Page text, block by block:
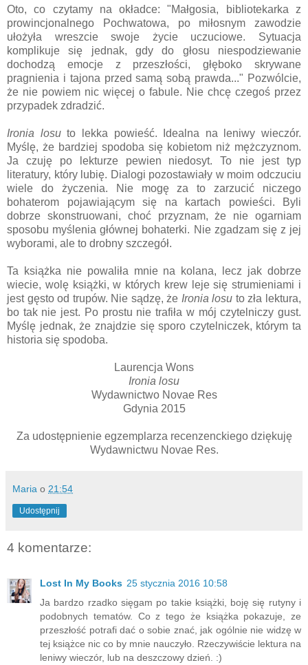
Oto, co czytamy na okładce: "Małgosia, bibliotekarka z
prowincjonalnego Pochwatowa, po miłosnym zawodzie
ułożyła wreszcie swoje życie uczuciowe. Sytuacja
komplikuje się jednak, gdy do głosu niespodziewanie
dochodzą emocje z przeszłości, głęboko skrywane
pragnienia i tajona przed samą sobą prawda..." Pozwólcie,
że nie powiem nic więcej o fabule. Nie chcę czegoś przez
przypadek zdradzić.
Ironia losuto lekka powieść. Idealna na leniwy wieczór.
Myślę, że bardziej spodoba się kobietom niż mężczyznom.
Ja czuję po lekturze pewien niedosyt. To nie jest typ
literatury, który lubię. Dialogi pozostawiały w moim odczuciu
wiele do życzenia. Nie mogę za to zarzucić niczego
bohaterom pojawiającym się na kartach powieści. Byli
dobrze skonstruowani, choć przyznam, że nie ogarniam
sposobu myślenia głównej bohaterki. Nie zgadzam się z jej
wyborami, ale to drobny szczegół.
Ta książka nie powaliła mnie na kolana, lecz jak dobrze
wiecie, wolę książki, w których krew leje się strumieniami i
jest gęsto od trupów. Nie sądzę, że Ironia losu to zła lektura,
bo tak nie jest. Po prostu nie trafiła w mój czytelniczy gust.
Myślę jednak, że znajdzie się sporo czytelniczek, którym ta
historia się spodoba.
Laurencja Wons
Ironia losu
Wydawnictwo Novae Res
Gdynia 2015
Za udostępnienie egzemplarza recenzenckiego dziękuję
Wydawnictwu Novae Res.
Maria o 21:54
Udostępnij
4 komentarze:
Lost In My Books 25 stycznia 2016 10:58
Ja bardzo rzadko sięgam po takie książki, boję się rutyny i
podobnych tematów. Co z tego że książka pokazuje, ze
przeszłość potrafi dać o sobie znać, jak ogólnie nie widzę w
tej książce nic co by mnie nauczyło. Rzeczywiście lektura na
leniwy wieczór, lub na deszczowy dzień. :)